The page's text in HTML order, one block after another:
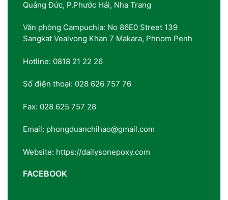
Quảng Đức, P.Phước Hải, Nha Trang
Văn phòng Campuchia: No 86E0 Street 139
Sangkat Vealvong Khan 7 Makara, Phnom Penh
Hotline: 0818 21 22 26
Số điện thoại: 028 626 757 76
Fax: 028 625 757 28
Email: phongduanchihao@gmail.com
Website: https://dailysonepoxy.com
FACEBOOK